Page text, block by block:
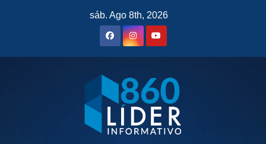
sáb. Ago 8th, 2026